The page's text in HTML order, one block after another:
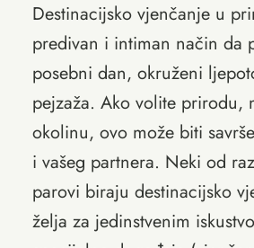
Destinacijsko vjenčanje u
predivan i intiman način da
posebni dan, okruženi
pejzaža. Ako volite prirodu,
okolinu, ovo može biti
i vašeg partnera. Neki od
parovi biraju destinacijsko
želja za jedinstvenim